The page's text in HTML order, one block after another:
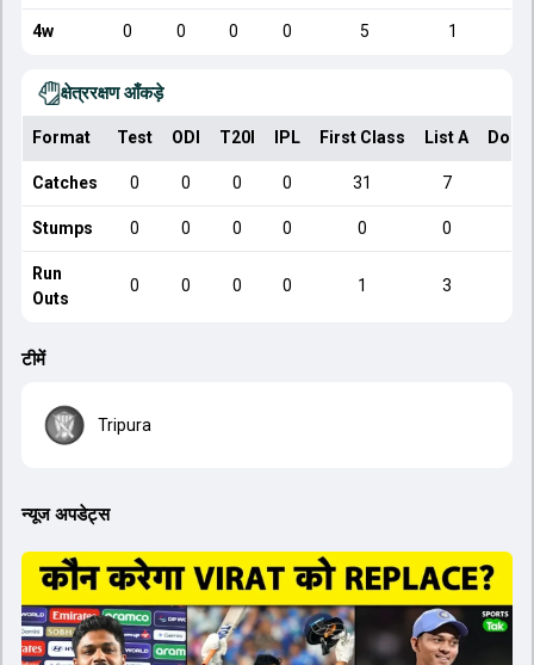
4w 0 0 0 0 5 1
क्षेत्ररक्षण आँकड़े
Format Test ODI T20I IPL First Class List A
Catches 0 0 0 0 31 7
Stumps 0 0 0 0 0 0
Run
Outs
0 0 0 0 1 3
टीमें
Tripura
न्यूज अपडेट्स